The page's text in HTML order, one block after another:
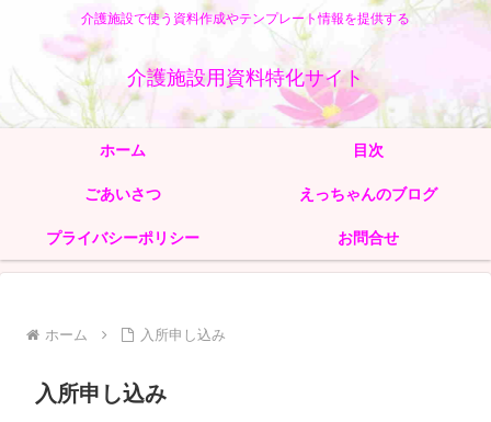
介護施設で使う資料作成やテンプレート情報を提供する
介護施設用資料特化サイト
ホーム 目次
ごあいさつ えっちゃんのブログ
プライバシーポリシー お問合せ
ホーム 入所申し込み
入所申し込み